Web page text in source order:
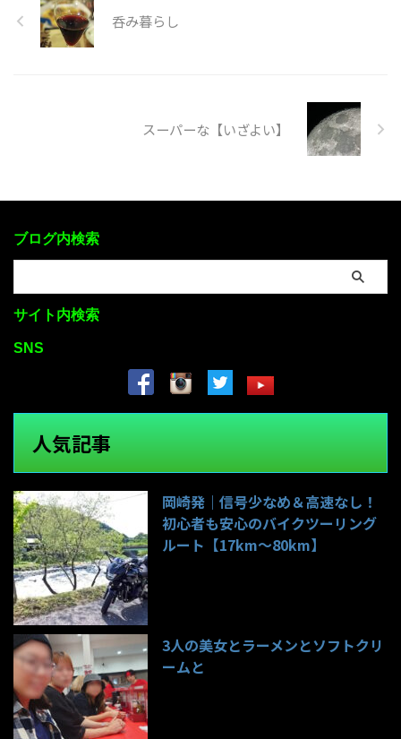
呑み暮らし
スーパーな【いざよい】
ブログ内検索
サイト内検索
SNS
人気記事
岡崎発｜信号少なめ＆高速なし！
初心者も安心のバイクツーリング
ルート【17km〜80km】
3人の美女とラーメンとソフトクリ
ームと